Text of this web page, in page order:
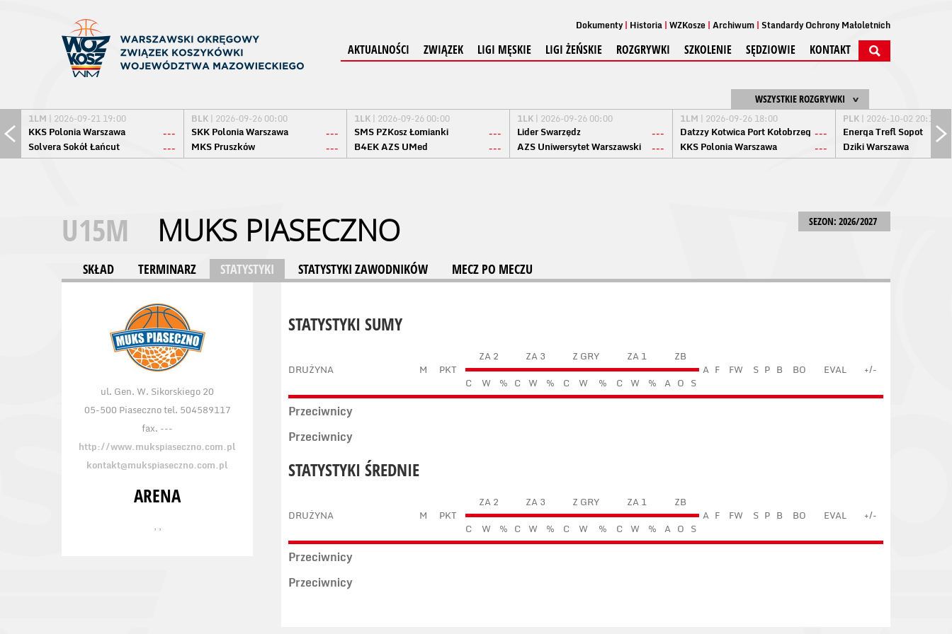
Dokumenty Historia WZKosze Archiwum Standardy Ochrony Małoletnich
AKTUALNOŚCI ZWIĄZEK LIGI MĘSKIE LIGI ŻEŃSKIE ROZGRYWKI SZKOLENIE SĘDZIOWIE KONTAKT
WSZYSTKIE ROZGRYWKI
1LM | 2026-09-21 19:00
KKS Polonia Warszawa
---
Solvera Sokół Łańcut
---
BLK | 2026-09-26 00:00
SKK Polonia Warszawa
---
MKS Pruszków
---
1LK | 2026-09-26 00:00
SMS PZKosz Łomianki
---
B4EK AZS UMed
---
1LK | 2026-09-26 00:00
Lider Swarzędz
---
AZS Uniwersytet Warszawski
---
1LM | 2026-09-26 18:00
Datzzy Kotwica Port Kołobrzeg ---
KKS Polonia Warszawa
---
PLK | 2026-10-02 20:15
Energa Trefl Sopot
Dziki Warszawa
SEZON: 2026/2027
U15M MUKS PIASECZNO
SKŁAD TERMINARZ STATYSTYKI STATYSTYKI ZAWODNIKÓW MECZ PO MECZU
ul. Gen. W. Sikorskiego 20
05-500 Piaseczno tel. 504589117
fax. ---
http://www.mukspiaseczno.com.pl
kontakt@mukspiaseczno.com.pl
ARENA
, ,
STATYSTYKI SUMY
DRUŻYNA M PKT
ZA 2 ZA 3 Z GRY ZA 1
ZB
A F FW S P B BO EVAL
+/-
C
W % C W % C W % C W % A O S
Przeciwnicy
Przeciwnicy
STATYSTYKI ŚREDNIE
DRUŻYNA M PKT
ZA 2 ZA 3 Z GRY ZA 1
ZB
A F FW S P B BO EVAL
+/-
C
W % C W % C W % C W % A O S
Przeciwnicy
Przeciwnicy